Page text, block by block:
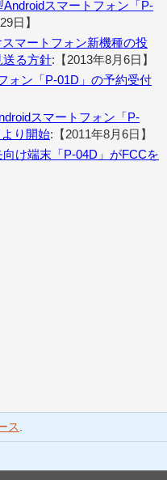
スマートフォン「P-
日】
マートフォン新機種の投
送る方針:【2013年8月6日】
ォン「P-01D」の予約受付
スマートフォン「P-
り開始:【2011年8月6日】
け端末「P-04D」がFCCを
ス